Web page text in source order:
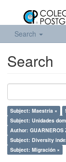
Search
Search
Subject: Maestría ×
Subject: Unidades
Author: GUARNEROS
Subject: Diversity
Subject: Migración ×